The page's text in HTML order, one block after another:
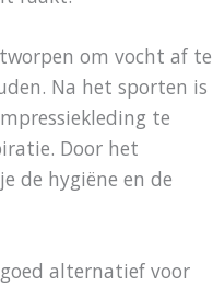
om vocht af te
Na het sporten is
te
Door het
de hygiëne en de
alternatief voor